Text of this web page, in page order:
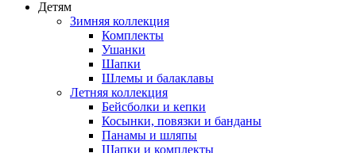
Детям
Зимняя коллекция
Комплекты
Ушанки
Шапки
Шлемы и балаклавы
Летняя коллекция
Бейсболки и кепки
Косынки, повязки и банданы
Панамы и шляпы
Шапки и комплекты